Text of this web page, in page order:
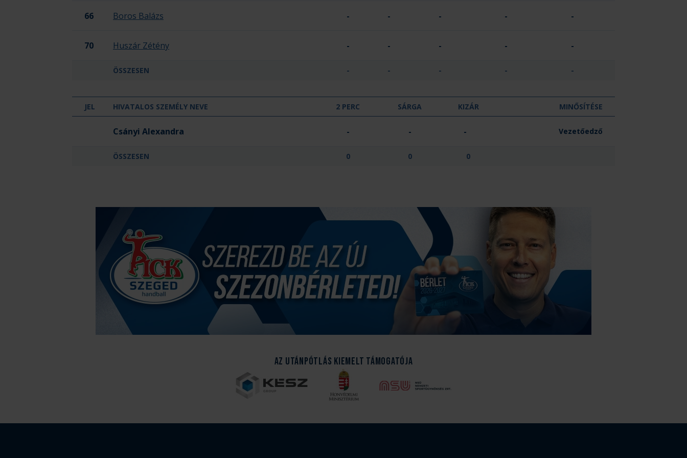
66 Boros Balázs - - - - -
70 Huszár Zétény - - - - -
ÖSSZESEN - - - - -
JEL HIVATALOS SZEMÉLY NEVE 2 PERC SÁRGA KIZÁR MINŐSÍTÉSE
Csányi Alexandra - - - Vezetőedző
ÖSSZESEN 0 0 0
Az Utánpótlás kiemelt támogatója